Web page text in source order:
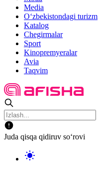
Media
O‘zbekistondagi turizm
Katalog
Chegirmalar
Sport
Kinopremyeralar
Avia
Taqvim
Juda qisqa qidiruv so‘rovi